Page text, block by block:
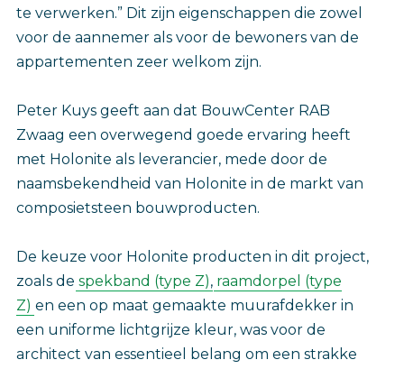
te verwerken.” Dit zijn eigenschappen die zowel
voor de aannemer als voor de bewoners van de
appartementen zeer welkom zijn.
Peter Kuys geeft aan dat BouwCenter RAB
Zwaag een overwegend goede ervaring heeft
met Holonite als leverancier, mede door de
naamsbekendheid van Holonite in de markt van
composietsteen bouwproducten.
De keuze voor Holonite producten in dit project,
zoals de spekband (type Z), raamdorpel (type
Z) en een op maat gemaakte muurafdekker in
een uniforme lichtgrijze kleur, was voor de
architect van essentieel belang om een strakke